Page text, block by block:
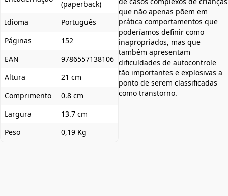
(paperback)
Idioma
Português
Páginas
152
EAN
9786557138106
Altura
21 cm
Comprimento
0.8 cm
Largura
13.7 cm
Peso
0,19 Kg
que não apenas põem em
prática comportamentos que
poderíamos definir como
inapropriados, mas que
também apresentam
dificuldades de autocontrole
tão importantes e explosivas a
ponto de serem classificadas
como transtorno.